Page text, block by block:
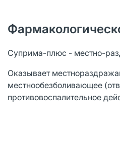
Суприма-плюс - местно-
Оказывает
местнообезболивающее
противовоспалительное